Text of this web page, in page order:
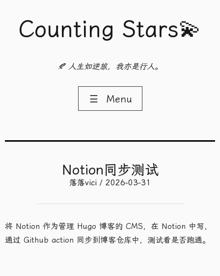
Counting Stars💫
🍂 人生如逆旅，我亦是行人。
☰ Menu
Notion同步测试
落落vici / 2026-03-31
将 Notion 作为管理 Hugo 博客的 CMS，在 Notion 中写，
通过 Github action 同步到博客仓库中，测试看是否跑通。